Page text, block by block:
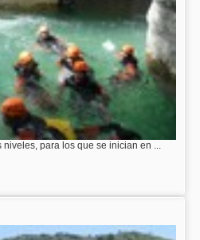
para los que se inician en ...